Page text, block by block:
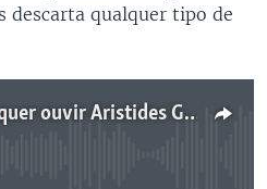
descarta qualquer tipo de
PGR da Guiné-Bissau quer ouvir Aristides Gomes, antigo primeiro-ministro
currently available